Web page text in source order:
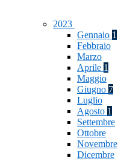
2023
Gennaio 1
Febbraio
Marzo
Aprile 1
Maggio
Giugno 7
Luglio
Agosto 1
Settembre
Ottobre
Novembre
Dicembre